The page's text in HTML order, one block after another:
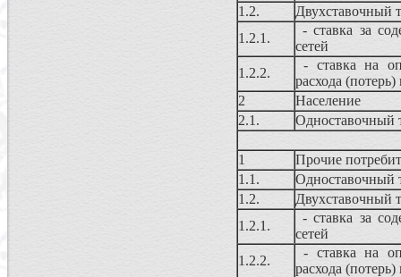
1.2.
Двухставочный
1.2.1.
- ставка за
сетей
1.2.2.
- ставка на
расхода (потерь)
2
Население
2.1.
Одноставочный
1
Прочие
1.1.
Одноставочный
1.2.
Двухставочный
1.2.1.
- ставка за
сетей
1.2.2.
- ставка на
расхода (потерь)